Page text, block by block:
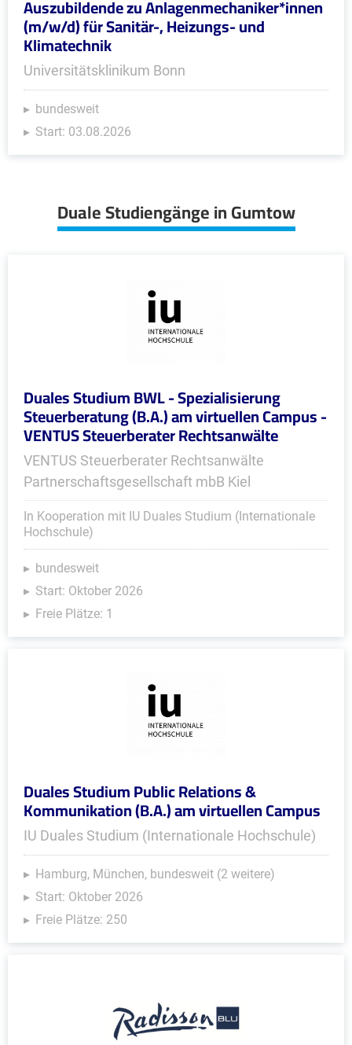
Auszubildende zu Anlagenmechaniker*innen
(m/w/d) für Sanitär-, Heizungs- und
Klimatechnik
Universitätsklinikum Bonn
bundesweit
Start: 03.08.2026
Duale Studiengänge in Gumtow
Duales Studium BWL - Spezialisierung
Steuerberatung (B.A.) am virtuellen Campus -
VENTUS Steuerberater Rechtsanwälte
VENTUS Steuerberater Rechtsanwälte
Partnerschaftsgesellschaft mbB Kiel
In Kooperation mit IU Duales Studium (Internationale
Hochschule)
bundesweit
Start: Oktober 2026
Freie Plätze: 1
Duales Studium Public Relations &
Kommunikation (B.A.) am virtuellen Campus
IU Duales Studium (Internationale Hochschule)
Hamburg, München, bundesweit (2 weitere)
Start: Oktober 2026
Freie Plätze: 250